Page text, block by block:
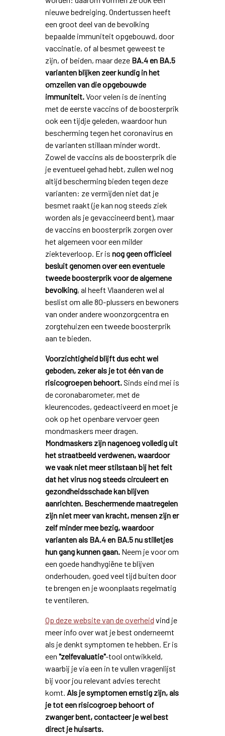
nieuwe bedreiging. Ondertussen heeft
een groot deel van de bevolking
bepaalde immuniteit opgebouwd, door
vaccinatie, of al besmet geweest te
zijn, of beiden, maar deze BA.4 en BA.5
varianten blijken zeer kundig in het
omzeilen van die opgebouwde
immuniteit.Voor velen is de inenting
met de eerste vaccins of de boosterprik
ook een tijdje geleden, waardoor hun
bescherming tegen het coronavirus en
de varianten stillaan minder wordt.
Zowel de vaccins als de boosterprik die
je eventueel gehad hebt, zullen wel nog
altijd bescherming bieden tegen deze
varianten: ze vermijden niet dat je
besmet raakt (je kan nog steeds ziek
worden als je gevaccineerd bent), maar
de vaccins en boosterprik zorgen over
het algemeen voor een milder
ziekteverloop. Er is nog geen officieel
besluit genomen over een eventuele
tweede boosterprik voor de algemene
bevolking, al heeft Vlaanderen wel al
beslist om alle 80-plussers en bewoners
van onder andere woonzorgcentra en
zorgtehuizen een tweede boosterprik
aan te bieden.
Voorzichtigheid blijft dus echt wel
geboden, zeker als je tot één van de
risicogroepen behoort.Sinds eind mei is
de coronabarometer, met de
kleurencodes, gedeactiveerd en moet je
ook op het openbare vervoer geen
mondmaskers meer dragen.
Mondmaskers zijn nagenoeg volledig uit
het straatbeeld verdwenen, waardoor
we vaak niet meer stilstaan bij het feit
dat het virus nog steeds circuleert en
gezondheidsschade kan blijven
aanrichten. Beschermende maatregelen
zijn niet meer van kracht, mensen zijn er
zelf minder mee bezig, waardoor
varianten als BA.4 en BA.5 nu stilletjes
hun gang kunnen gaan.Neem je voor om
een goede handhygiëne te blijven
onderhouden, goed veel tijd buiten door
te brengen en je woonplaats regelmatig
te ventileren.
Op deze website van de overheid vind je
meer info over wat je best onderneemt
als je denkt symptomen te hebben. Er is
een "zelfevaluatie"-tool ontwikkeld,
waarbij je via een in te vullen vragenlijst
bij voor jou relevant advies terecht
komt. Als je symptomen ernstig zijn, als
je tot een risicogroep behoort of
zwanger bent, contacteer je wel best
direct je huisarts.